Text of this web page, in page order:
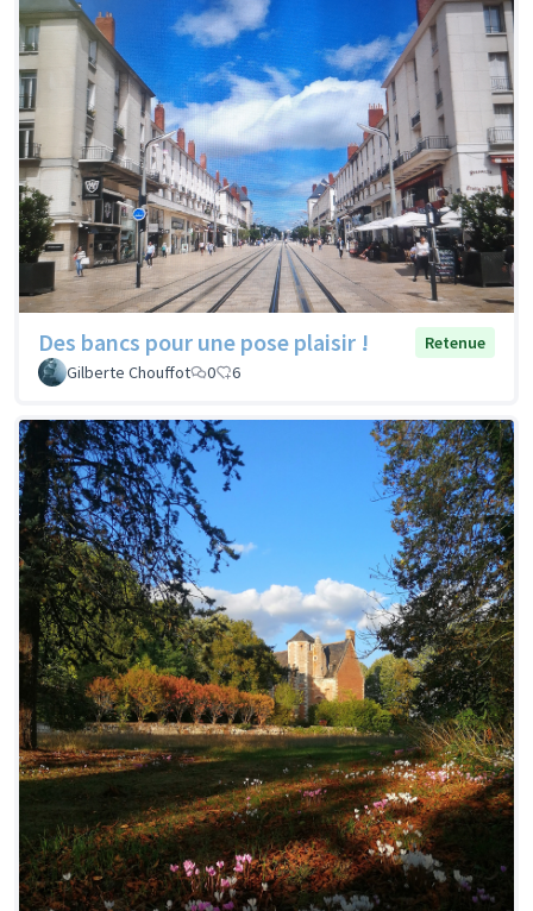
Des bancs pour une pose plaisir !
Retenue
Gilberte Chouffot
0 6